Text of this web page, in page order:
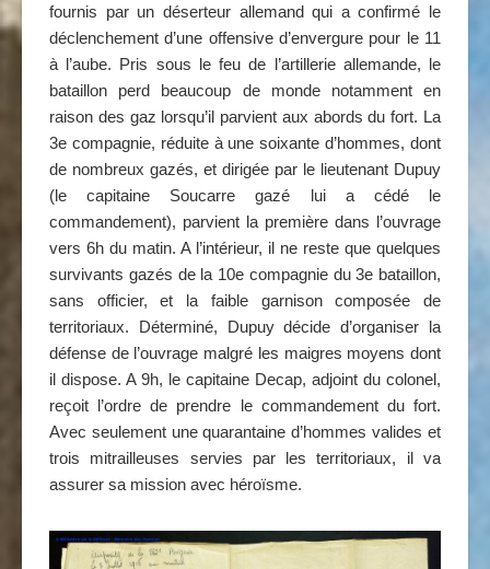
fournis par un déserteur allemand qui a confirmé le
déclenchement d’une offensive d’envergure pour le 11
à l’aube. Pris sous le feu de l’artillerie allemande, le
bataillon perd beaucoup de monde notamment en
raison des gaz lorsqu’il parvient aux abords du fort. La
3e compagnie, réduite à une soixante d’hommes, dont
de nombreux gazés, et dirigée par le lieutenant Dupuy
(le capitaine Soucarre gazé lui a cédé le
commandement), parvient la première dans l’ouvrage
vers 6h du matin. A l’intérieur, il ne reste que quelques
survivants gazés de la 10e compagnie du 3e bataillon,
sans officier, et la faible garnison composée de
territoriaux. Déterminé, Dupuy décide d’organiser la
défense de l’ouvrage malgré les maigres moyens dont
il dispose. A 9h, le capitaine Decap, adjoint du colonel,
reçoit l’ordre de prendre le commandement du fort.
Avec seulement une quarantaine d’hommes valides et
trois mitrailleuses servies par les territoriaux, il va
assurer sa mission avec héroïsme.